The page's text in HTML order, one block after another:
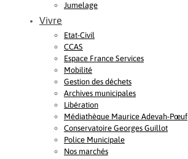
Jumelage
Vivre
Etat-Civil
CCAS
Espace France Services
Mobilité
Gestion des déchets
Archives municipales
Libération
Médiathèque Maurice Adevah-Pœuf
Conservatoire Georges Guillot
Police Municipale
Nos marchés